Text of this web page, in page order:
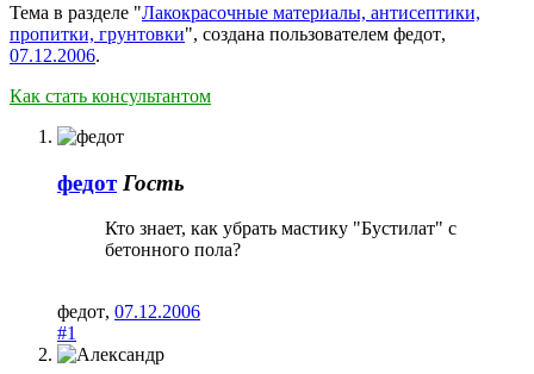
Тема в разделе "Лакокрасочные материалы, антисептики,
пропитки, грунтовки", создана пользователем федот,
07.12.2006.
Как стать консультантом
федот Гость
Кто знает, как убрать мастику "Бустилат" с
бетонного пола?
федот, 07.12.2006
#1